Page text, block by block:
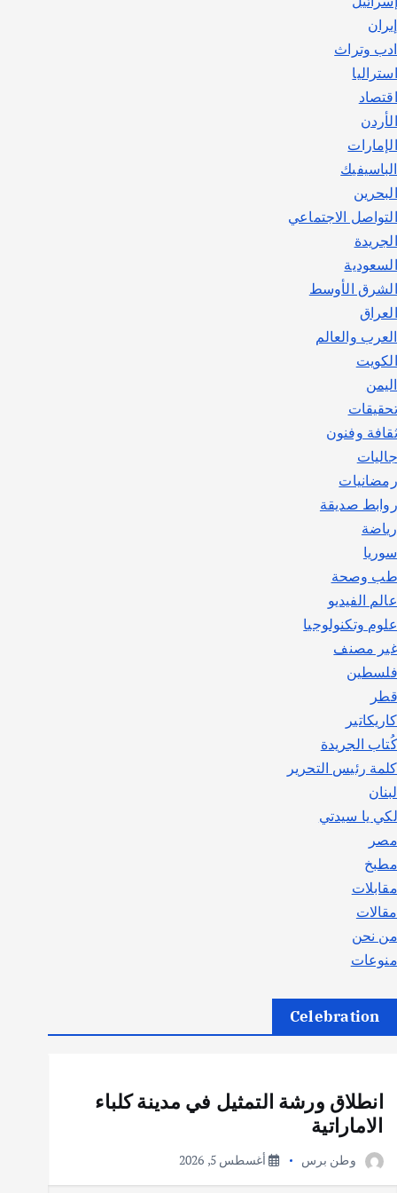
إيران
ادب وتراث
استراليا
اقتصاد
الأردن
الإمارات
الباسيفيك
البحرين
التواصل الاجتماعي
الجريدة
السعودية
الشرق الأوسط
العراق
العرب والعالم
الكويت
اليمن
تحقيقات
ثقافة وفنون
جاليات
رمضانيات
روابط صديقة
رياضة
سوريا
طب وصحة
عالم الفيديو
علوم وتكنولوجيا
غير مصنف
فلسطين
قطر
كاريكاتير
كُتاب الجريدة
كلمة رئيس التحرير
لبنان
لكي يا سيدتي
مصر
مطبخ
مقابلات
مقالات
من نحن
منوعات
Celebration
انطلاق ورشة التمثيل في مدينة كلباء
الاماراتية
وطن برس أغسطس 5, 2026